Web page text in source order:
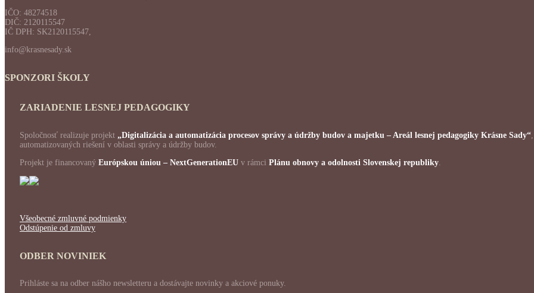
IČO: 48274518
DIČ: 2120115547
IČ DPH: SK2120115547,
info@krasnesady.sk
SPONZORI ŠKOLY
ZARIADENIE LESNEJ PEDAGOGIKY
Spoločnosť realizuje projekt „Digitalizácia a automatizácia procesov správy a údržby budov a majetku – Areál lesnej pedagogiky Krásne Sady“
automatizovaných riešení v oblasti správy a údržby budov.
Projekt je financovaný Európskou úniou – NextGenerationEU v rámci Plánu obnovy a odolnosti Slovenskej republiky.
Všeobecné zmluvné podmienky
Odstúpenie od zmluvy
ODBER NOVINIEK
Prihláste sa na odber nášho newsletteru a dostávajte novinky a akciové ponuky.